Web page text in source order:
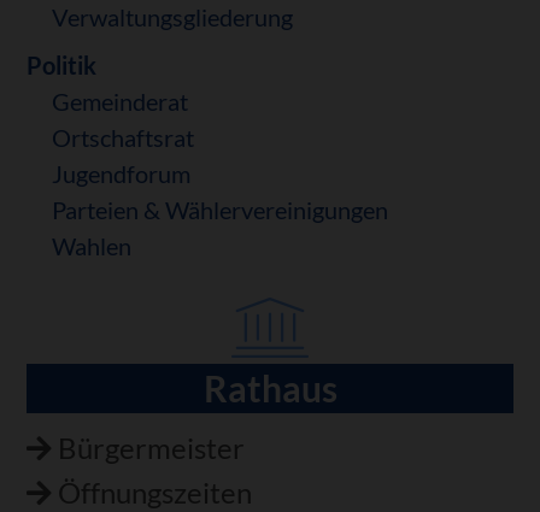
Verwaltungsgliederung
Politik
Gemeinderat
Ortschaftsrat
Jugendforum
Parteien & Wählervereinigungen
Wahlen
Rathaus
Bürgermeister
Öffnungszeiten